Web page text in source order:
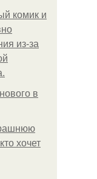
комик и
из-за
в
хочет